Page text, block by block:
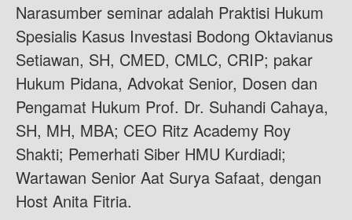
Narasumber seminar adalah Praktisi Hukum
Spesialis Kasus Investasi Bodong Oktavianus
Setiawan, SH, CMED, CMLC, CRIP; pakar
Hukum Pidana, Advokat Senior, Dosen dan
Pengamat Hukum Prof. Dr. Suhandi Cahaya,
SH, MH, MBA; CEO Ritz Academy Roy
Shakti; Pemerhati Siber HMU Kurdiadi;
Wartawan Senior Aat Surya Safaat, dengan
Host Anita Fitria.